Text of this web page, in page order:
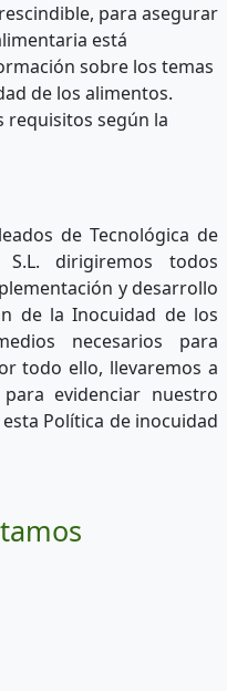
para asegurar
está
sobre los temas
de los alimentos.
requisitos según la
de Tecnológica de
S.L. dirigiremos todos
y desarrollo
de la Inocuidad de los
necesarios para
todo ello, llevaremos a
evidenciar nuestro
Política de inocuidad